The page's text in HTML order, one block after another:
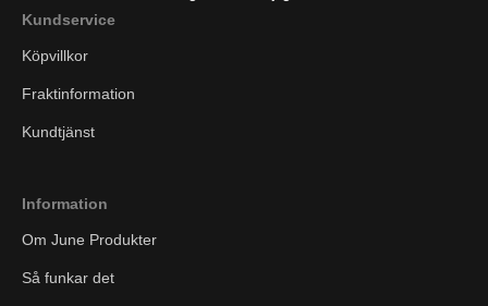
Kundservice
Köpvillkor
Fraktinformation
Kundtjänst
Information
Om June Produkter
Så funkar det